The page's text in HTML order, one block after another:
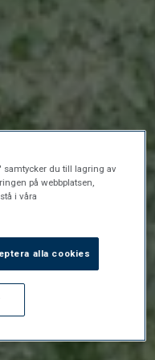
samtycker du till lagring av
på webbplatsen,
i våra
alla cookies